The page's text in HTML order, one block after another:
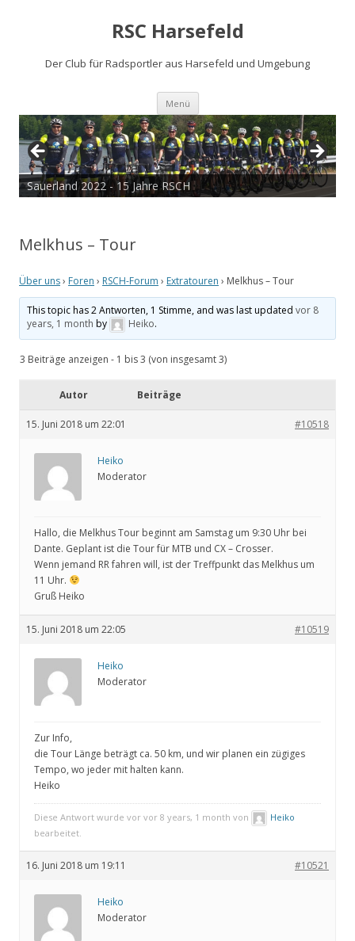
RSC Harsefeld
Der Club für Radsportler aus Harsefeld und Umgebung
Menü Zum
springen
Sauerland 2022 - 15 Jahre RSCH
Melkhus – Tour
Über uns› Foren › RSCH-Forum › Extratouren › Melkhus – Tour
This topic has 2 Antworten, 1 Stimme, and was last updatedvor 8
years, 1 month by Heiko.
3 Beiträge anzeigen - 1 bis 3 (von insgesamt 3)
Autor Beiträge
15. Juni 2018 um 22:01 #10518
Heiko
Moderator
Hallo, die Melkhus Tour beginnt am Samstag um 9:30 Uhr bei
Dante. Geplant ist die Tour für MTB und CX – Crosser.
Wenn jemand RR fahren will, ist der Treffpunkt das Melkhus um
11 Uhr.
Gruß Heiko
15. Juni 2018 um 22:05 #10519
Heiko
Moderator
Zur Info,
die Tour Länge beträgt ca. 50 km, und wir planen ein zügiges
Tempo, wo jeder mit halten kann.
Heiko
Diese Antwort wurde vor vor 8 years, 1 month von
Heiko
bearbeitet.
16. Juni 2018 um 19:11 #10521
Heiko
Moderator